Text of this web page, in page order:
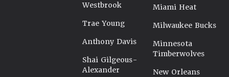
Westbrook
Trae Young
Anthony Davis
Shai Gilgeous-
Alexander
Miami Heat
Milwaukee Bucks
Minnesota
Timberwolves
New Orleans